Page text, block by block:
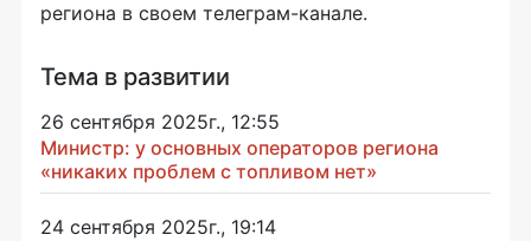
региона в своем телеграм-канале.
Тема в развитии
26 сентября 2025г., 12:55
Министр: у основных операторов региона
«никаких проблем с топливом нет»
24 сентября 2025г., 19:14